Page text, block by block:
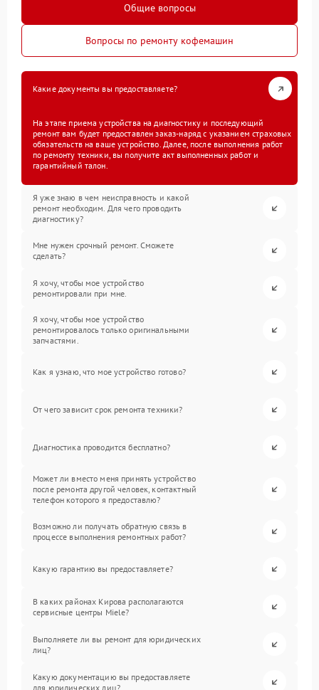
Общие вопросы
Вопросы по ремонту кофемашин
Какие документы вы предоставляете?
На этапе приема устройства на диагностику и последующий
ремонт вам будет предоставлен заказ-наряд с указанием страховых
обязательств на ваше устройство. Далее, после выполнения работ
по ремонту техники, вы получите акт выполненных работ и
гарантийный талон.
Я уже знаю в чем неисправность и какой
ремонт необходим. Для чего проводить
диагностику?
Мне нужен срочный ремонт. Сможете
сделать?
Я хочу, чтобы мое устройство
ремонтировали при мне.
Я хочу, чтобы мое устройство
ремонтировалось только оригинальными
запчастями.
Как я узнаю, что мое устройство готово?
От чего зависит срок ремонта техники?
Диагностика проводится бесплатно?
Может ли вместо меня принять устройство
после ремонта другой человек, контактный
телефон которого я предоставлю?
Возможно ли получать обратную связь в
процессе выполнения ремонтных работ?
Какую гарантию вы предоставляете?
В каких районах Кирова располагаются
сервисные центры Miele?
Выполняете ли вы ремонт для юридических
лиц?
Какую документацию вы предоставляете
для юридических лиц?